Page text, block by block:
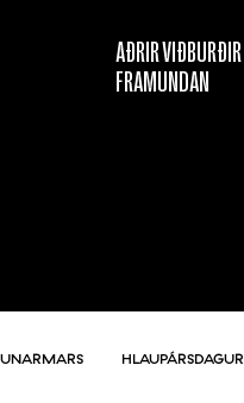
AÐRIR VIÐBURÐIR
FRAMUNDAN
HLAUPÁRSDAGUR